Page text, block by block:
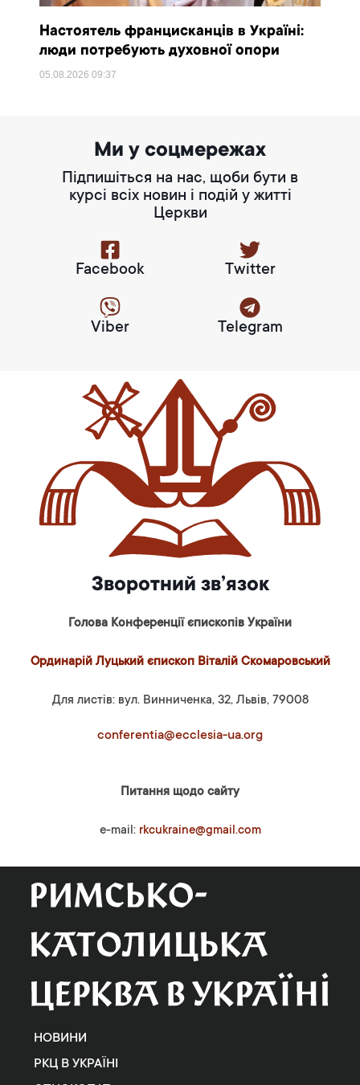
Настоятель францисканців в Україні:
люди потребують духовної опори
05.08.202609:37
Ми у соцмережах
Підпишіться на нас, щоби бути в
курсі всіх новин і подій у житті
Церкви
Facebook Twitter
Viber Telegram
Зворотний зв’язок
Голова Конференції єпископів України
Ординарій Луцький єпископ Віталій Скомаровський
Для листів: вул. Винниченка, 32, Львів, 79008
conferentia@ecclesia-ua.org
Питання щодо сайту
e-mail: rkcukraine@gmail.com
НОВИНИ
РКЦ В УКРАЇНІ